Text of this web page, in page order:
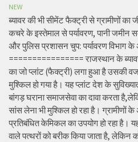
NEW
ब्यावर की भी सीमेंट फैक्ट्री से ग्रामीणों
कचरे के इस्तेमाल से पर्यावरण, पानी जमीन
और पुलिस प्रशासन चुप: पर्यावरण विभाग के
================ राजस्थान के
का जो प्लांट (फैक्ट्री) लगा हुआ है उसकी
मुश्किल हो गया है। यह प्लांट देश के
बांगड़ घराना समाजसेवा का दावा करता
सांस लेना भी मुश्किल हो रहा है।
प्रतिबंधित केमिकल का उपयोग हो रहा
वाले पत्थरों को बरीक किया जाता है,